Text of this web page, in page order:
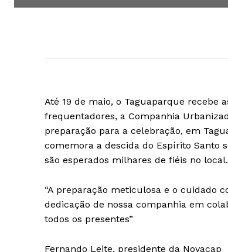
Até 19 de maio, o Taguaparque recebe
frequentadores, a Companhia
preparação para a celebração, em
comemora a descida do Espírito Santo
são esperados milhares de fiéis no local.
“A preparação meticulosa e o cuidado
dedicação de nossa companhia em
todos os presentes”
Fernando Leite, presidente da Novacap